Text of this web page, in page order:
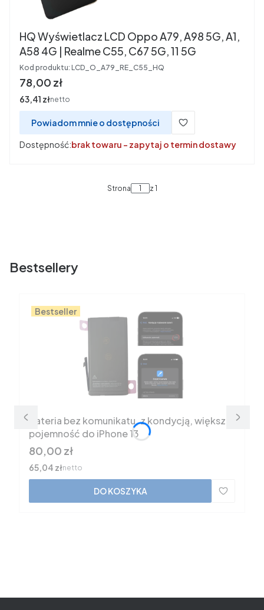
HQ Wyświetlacz LCD Oppo A79, A98 5G, A1,
A58 4G | Realme C55, C67 5G, 11 5G
Kod produktu: LCD_O_A79_RE_C55_HQ
Cena
78,00 zł
Cena
63,41 złnetto
Powiadom mnie o dostępności
Dostępność:brak towaru - zapytaj o termin dostawy
Strona z 1
Bestsellery
Bestseller
Bateria bez komunikatu, z kondycją, większa
pojemność do iPhone 13
Cena
80,00 zł
Cena
65,04 złnetto
DO KOSZYKA